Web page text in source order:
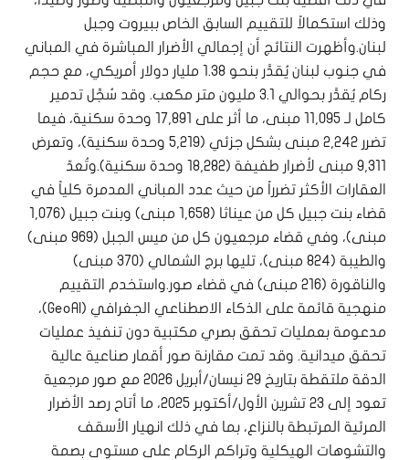
وذلك استكمالاً للتقييم السابق الخاص ببيروت وجبل
لبنان.وأظهرت النتائج أن إجمالي الأضرار المباشرة في المباني
في جنوب لبنان يُقدَّر بنحو 1.38 مليار دولار أمريكي، مع حجم
ركام يُقدَّر بحوالي 3.1 مليون متر مكعب. وقد سُجِّل تدمير
كامل لـ 11,095 مبنى، ما أثر على 17,891 وحدة سكنية، فيما
تضرر 2,242 مبنى بشكل جزئي (5,219 وحدة سكنية)، وتعرض
9,311 مبنى لأضرار طفيفة (18,282 وحدة سكنية).وتُعدّ
العقارات الأكثر تضرراً من حيث عدد المباني المدمرة كلياً في
قضاء بنت جبيل كل من عيناثا (1,658 مبنى) وبنت جبيل (1,076
مبنى)، وفي قضاء مرجعيون كل من ميس الجبل (969 مبنى)
والطيبة (824 مبنى)، تليها برج الشمالي (370 مبنى)
والناقورة (216 مبنى) في قضاء صور.واستخدم التقييم
منهجية قائمة على الذكاء الاصطناعي الجغرافي (GeoAI)،
مدعومة بعمليات تحقق بصري مكتبية دون تنفيذ عمليات
تحقق ميدانية. وقد تمت مقارنة صور أقمار صناعية عالية
الدقة ملتقطة بتاريخ 29 نيسان/أبريل 2026 مع صور مرجعية
تعود إلى 23 تشرين الأول/أكتوبر 2025، ما أتاح رصد الأضرار
المرئية المرتبطة بالنزاع، بما في ذلك انهيار الأسقف
والتشوهات الهيكلية وتراكم الركام على مستوى بصمة